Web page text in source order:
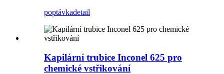
poptávkadetail
Kapilární trubice Inconel 625 pro
chemické vstřikování